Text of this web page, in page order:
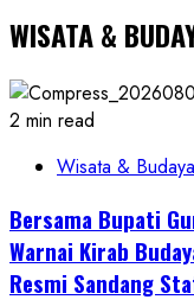
WISATA &
2 min read
Wisata & Budaya
Bersama Bupati
Warnai Kirab
Resmi Sandang